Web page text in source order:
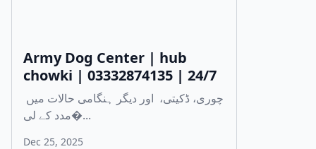
Army Dog Center | hub
chowki | 03332874135 | 24/7
مدد کے لی�...
Dec 25, 2025